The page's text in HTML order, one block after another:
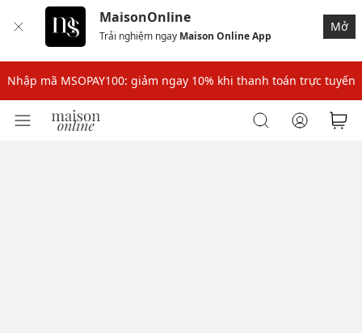
MaisonOnline
Trải nghiệm ngay Maison Online App
Mở
Nhập mã: MSOXINCHAO - Giảm 10% đơn đầu cho thành viên mới!
Nhập mã MSOPAY100: giảm ngay 10% khi thanh toán trực tuyến
Nhập mã: MSOXINCHAO - Giảm 10% đơn đầu cho thành viên mới!